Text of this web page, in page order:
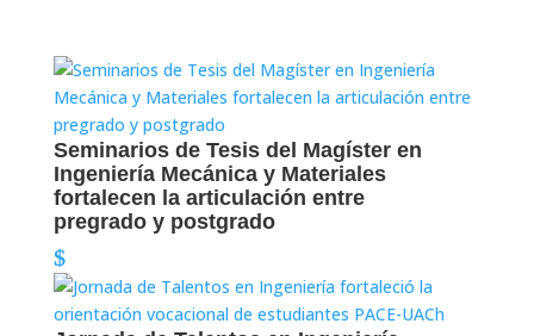
Seminarios de Tesis del Magíster en
Ingeniería Mecánica y Materiales
fortalecen la articulación entre
pregrado y postgrado